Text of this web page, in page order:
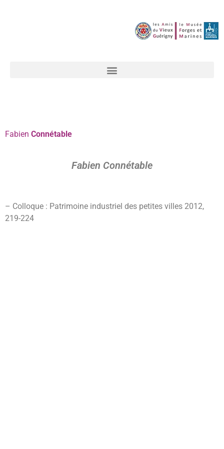
Fabien Connétable
Fabien Connétable
– Colloque : Patrimoine industriel des petites villes 2012,
219-224